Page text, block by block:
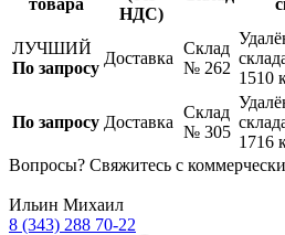
НДС)
ЛУЧШИЙ
По запросу
Доставка
Склад
№ 262
1510
По запросу Доставка
Склад
№ 305
1716
Вопросы? Свяжитесь с
Ильин Михаил
8 (343) 288 70-22